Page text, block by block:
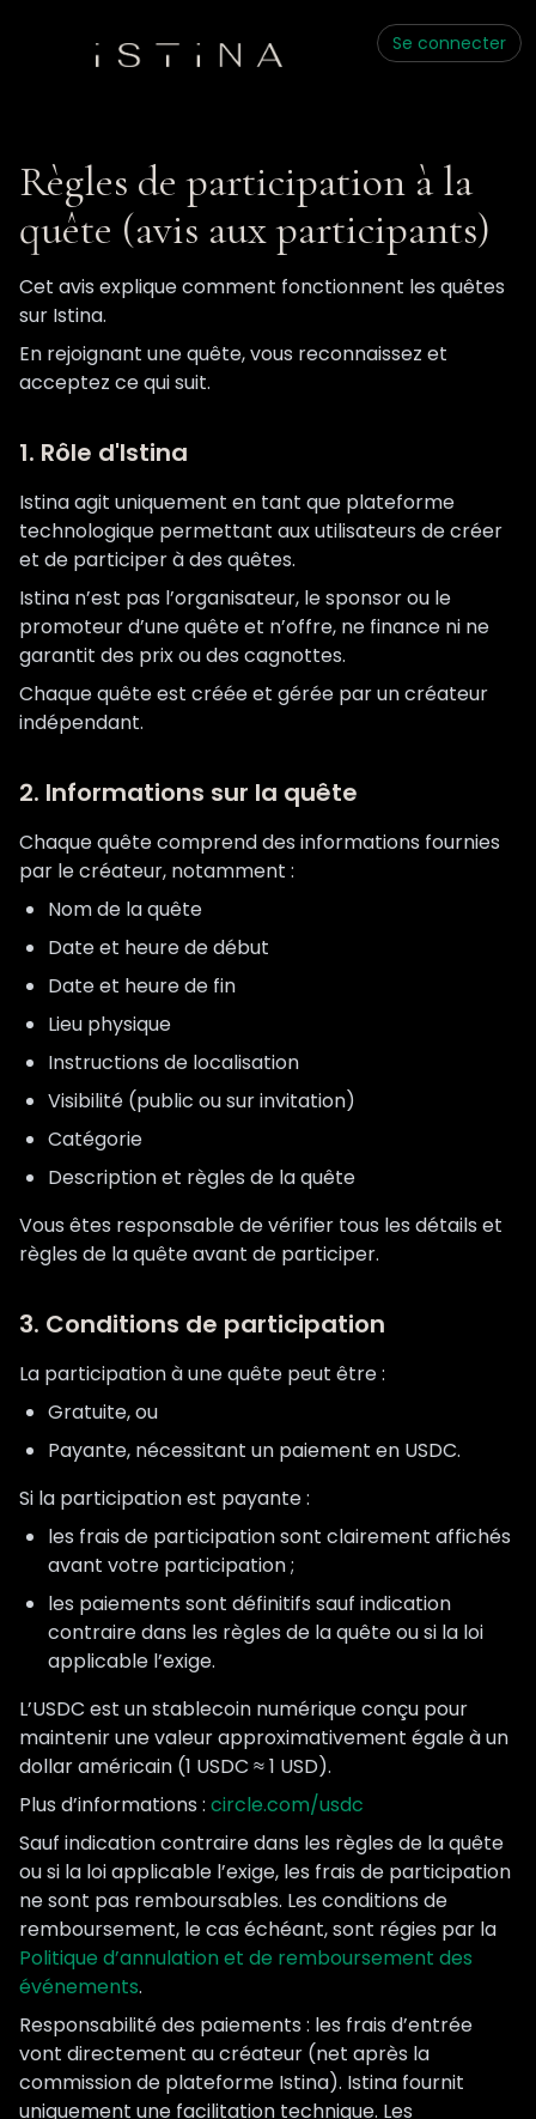
Se connecter
Règles de participation à la
quête (avis aux participants)
Cet avis explique comment fonctionnent les quêtes
sur Istina.
En rejoignant une quête, vous reconnaissez et
acceptez ce qui suit.
1. Rôle d'Istina
Istina agit uniquement en tant que plateforme
technologique permettant aux utilisateurs de créer
et de participer à des quêtes.
Istina n’est pas l’organisateur, le sponsor ou le
promoteur d’une quête et n’offre, ne finance ni ne
garantit des prix ou des cagnottes.
Chaque quête est créée et gérée par un créateur
indépendant.
2. Informations sur la quête
Chaque quête comprend des informations fournies
par le créateur, notamment :
Nom de la quête
Date et heure de début
Date et heure de fin
Lieu physique
Instructions de localisation
Visibilité (public ou sur invitation)
Catégorie
Description et règles de la quête
Vous êtes responsable de vérifier tous les détails et
règles de la quête avant de participer.
3. Conditions de participation
La participation à une quête peut être :
Gratuite, ou
Payante, nécessitant un paiement en USDC.
Si la participation est payante :
les frais de participation sont clairement affichés
avant votre participation ;
les paiements sont définitifs sauf indication
contraire dans les règles de la quête ou si la loi
applicable l’exige.
L’USDC est un stablecoin numérique conçu pour
maintenir une valeur approximativement égale à un
dollar américain (1 USDC ≈ 1 USD).
Plus d’informations : circle.com/usdc
Sauf indication contraire dans les règles de la quête
ou si la loi applicable l’exige, les frais de participation
ne sont pas remboursables. Les conditions de
remboursement, le cas échéant, sont régies par la
Politique d’annulation et de remboursement des
événements.
Responsabilité des paiements : les frais d’entrée
vont directement au créateur (net après la
commission de plateforme Istina). Istina fournit
uniquement une facilitation technique. Les